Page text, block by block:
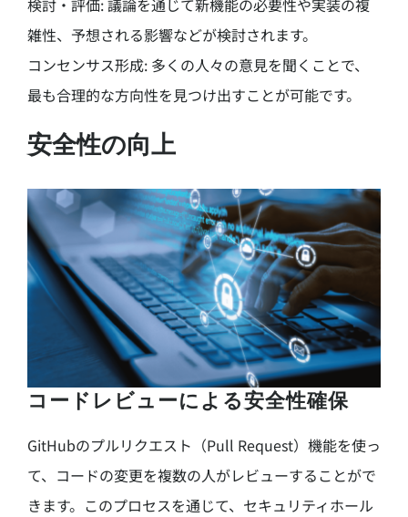
検討・評価: 議論を通じて新機能の必要性や実装の複
雑性、予想される影響などが検討されます。
コンセンサス形成: 多くの人々の意見を聞くことで、
最も合理的な方向性を見つけ出すことが可能です。
安全性の向上
コードレビューによる安全性確保
GitHubのプルリクエスト（Pull Request）機能を使っ
て、コードの変更を複数の人がレビューすることがで
きます。このプロセスを通じて、セキュリティホール